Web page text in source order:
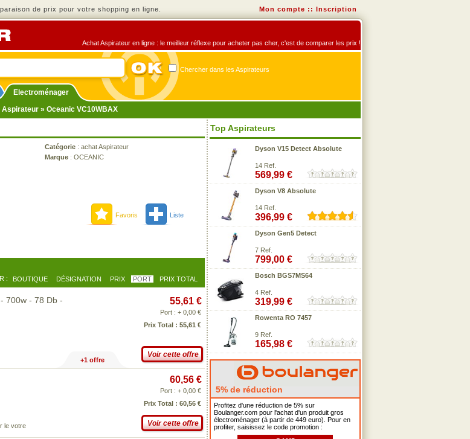
de prix pour votre shopping en ligne. Mon compte :: Inscription
Achat Aspirateur en ligne : le meilleur réflexe pour acheter pas cher, c'est de comparer les prix !
Chercher dans les Aspirateurs
Electroménager
Aspirateur » Oceanic VC10WBAX
Catégorie : achat Aspirateur
Marque : OCEANIC
Favoris Liste
: BOUTIQUE DÉSIGNATION PRIX PORT PRIX TOTAL
700w - 78 Db -
55,61 €
Port : + 0,00 €
Prix Total : 55,61 €
Voir cette offre
+1 offre
le votre
60,56 €
Port : + 0,00 €
Prix Total : 60,56 €
Voir cette offre
Top Aspirateurs
Dyson V15 Detect Absolute
14 Ref.
569,99 €
Dyson V8 Absolute
14 Ref.
396,99 €
Dyson Gen5 Detect
7 Ref.
799,00 €
Bosch BGS7MS64
4 Ref.
319,99 €
Rowenta RO 7457
9 Ref.
165,98 €
5% de réduction
Profitez d'une réduction de 5% sur
Boulanger.com pour l'achat d'un produit gros
électroménager (à partir de 449 euro). Pour en
profiter, saisissez le code promotion :